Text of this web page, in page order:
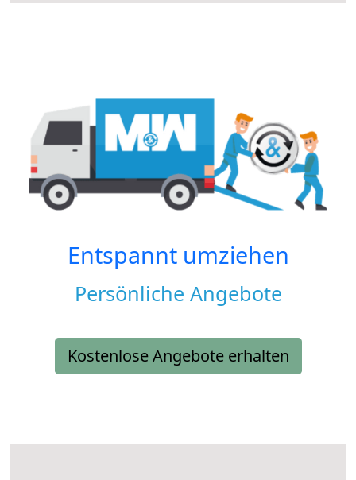
Entspannt umziehen
Persönliche Angebote
Kostenlose Angebote erhalten